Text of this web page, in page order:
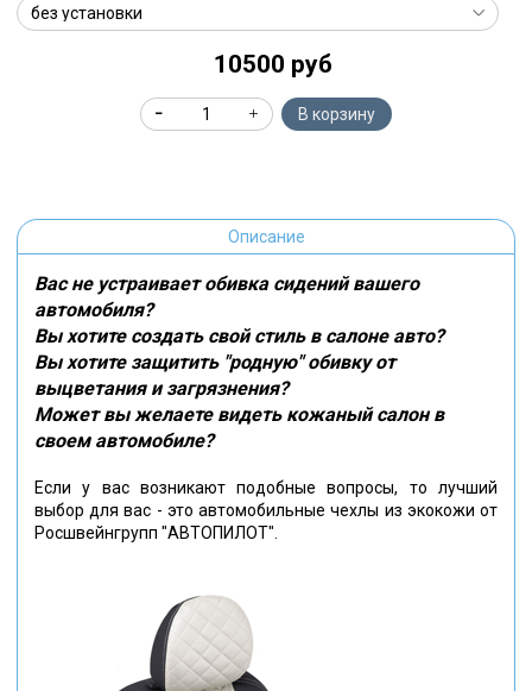
10500 руб
В корзину
Описание
Вас не устраивает обивка сидений вашего
автомобиля?
Вы хотите создать свой стиль в салоне авто?
Вы хотите защитить "родную" обивку от
выцветания и загрязнения?
Может вы желаете видеть кожаный салон в
своем автомобиле?
Если у вас возникают подобные вопросы, то лучший
выбор для вас - это автомобильные чехлы из экокожи от
Росшвейнгрупп "АВТОПИЛОТ".